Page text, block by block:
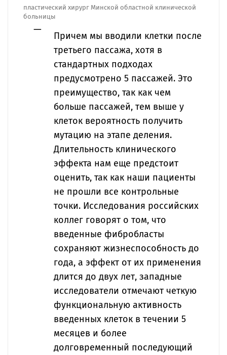
пластический хирург Минской областной клинической
больницы
Причем мы вводили клетки после
третьего пассажа, хотя в
стандартных подходах
предусмотрено 5 пассажей. Это
преимущество, так как чем
больше пассажей, тем выше у
клеток вероятность получить
мутацию на этапе деления.
Длительность клинического
эффекта нам еще предстоит
оценить, так как наши пациенты
не прошли все контрольные
точки. Исследования российских
коллег говорят о том, что
введенные фибробласты
сохраняют жизнеспособность до
года, а эффект от их применения
длится до двух лет, западные
исследователи отмечают четкую
функциональную активность
введенных клеток в течении 5
месяцев и более
долговременный последующий